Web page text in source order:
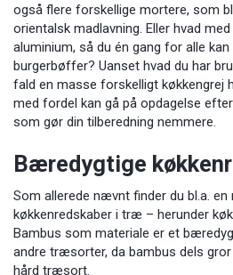
også flere forskellige mortere, som
orientalsk madlavning. Eller hvad
aluminium, så du én gang for alle
burgerbøffer? Uanset hvad du har
fald en masse forskelligt køkkengrej
med fordel kan gå på opdagelse
som gør din tilberedning nemmere.
Bæredygtige
Som allerede nævnt finder du bl.a.
køkkenredskaber i træ – herunder
Bambus som materiale er et
andre træsorter, da bambus dels
hård træsort.